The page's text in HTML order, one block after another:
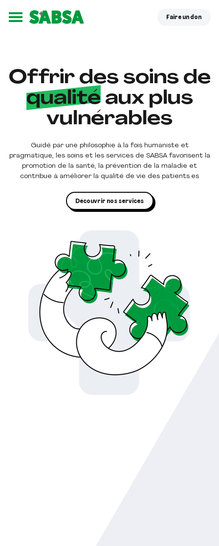
Ouvrir le menu
Faire un don
Offrir des soins de
qualitéaux plus
vulnérables
Guidé par une philosophie à la fois humaniste et
pragmatique, les soins et les services de SABSA favorisent la
promotion de la santé, la prévention de la maladie et
contribue à améliorer la qualité de vie des patients.es
Découvrir nos services